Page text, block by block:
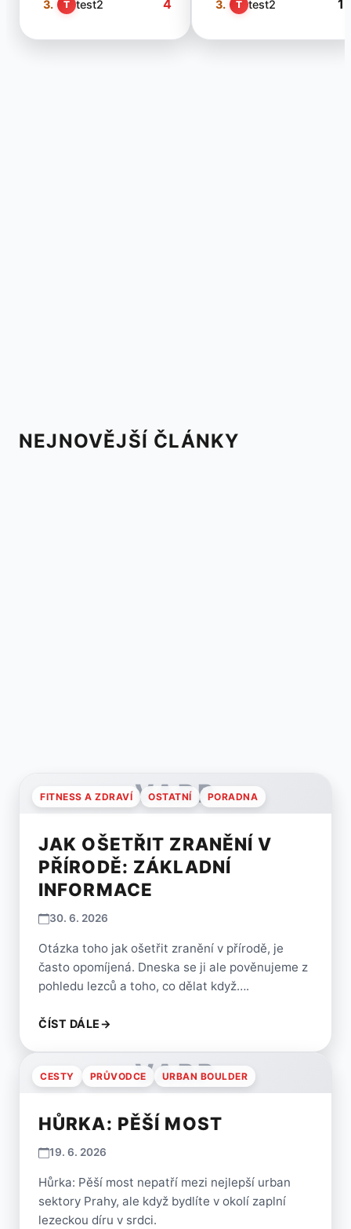
3. T test2 4 3. T test2 1
NEJNOVĚJŠÍ ČLÁNKY
VARP
FITNESS A ZDRAVÍ OSTATNÍ PORADNA
JAK OŠETŘIT ZRANĚNÍ V
PŘÍRODĚ: ZÁKLADNÍ
INFORMACE
30. 6. 2026
Otázka toho jak ošetřit zranění v přírodě, je
často opomíjená. Dneska se ji ale pověnujeme z
pohledu lezců a toho, co dělat když….
ČÍST DÁLE→
VARP
CESTY PRŮVODCE URBAN BOULDER
HŮRKA: PĚŠÍ MOST
19. 6. 2026
Hůrka: Pěší most nepatří mezi nejlepší urban
sektory Prahy, ale když bydlíte v okolí zaplní
lezeckou díru v srdci.